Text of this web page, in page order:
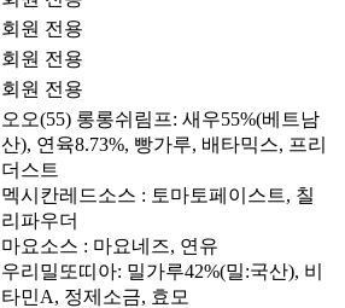
회원 전용
회원 전용
회원 전용
오오(55) 롱롱쉬림프: 새우55%(베트남
산), 연육8.73%, 빵가루, 배타믹스, 프리
더스트
멕시칸레드소스 : 토마토페이스트, 칠
리파우더
마요소스 : 마요네즈, 연유
우리밀또띠아: 밀가루42%(밀:국산), 비
타민A, 정제소금, 효모